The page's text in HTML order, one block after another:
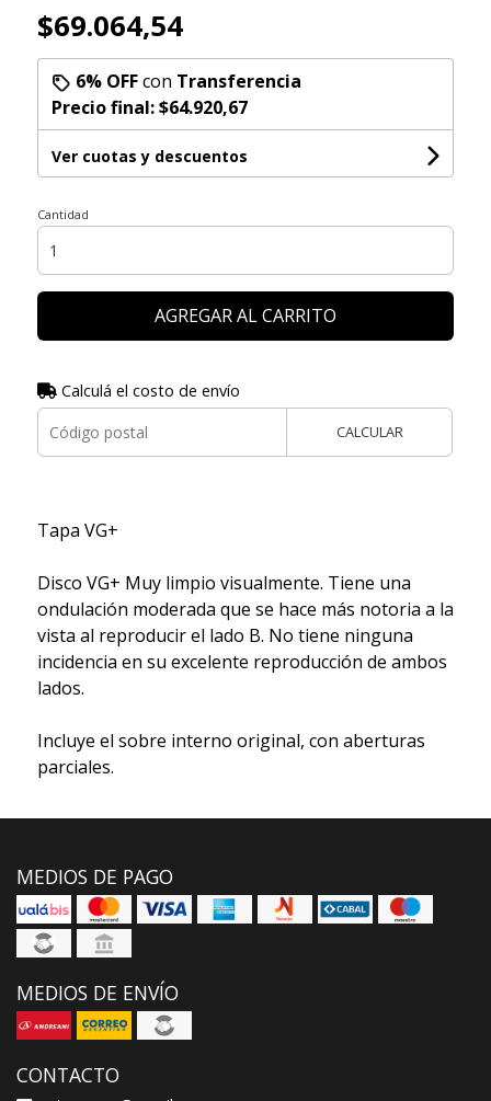
$69.064,54
6% OFFcon Transferencia
Precio final:$64.920,67
Ver cuotas y descuentos
Cantidad
AGREGAR AL CARRITO
Calculá el costo de envío
CALCULAR
Tapa VG+
Disco VG+ Muy limpio visualmente. Tiene una
ondulación moderada que se hace más notoria a la
vista al reproducir el lado B. No tiene ninguna
incidencia en su excelente reproducción de ambos
lados.
Incluye el sobre interno original, con aberturas
parciales.
MEDIOS DE PAGO
MEDIOS DE ENVÍO
CONTACTO